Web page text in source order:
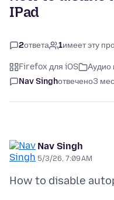
IPad
2ответа 1имеет эту
Firefox для iOS Аудио
Nav Singhотвечено3
Nav Singh
5/3/26, 7:09 AM